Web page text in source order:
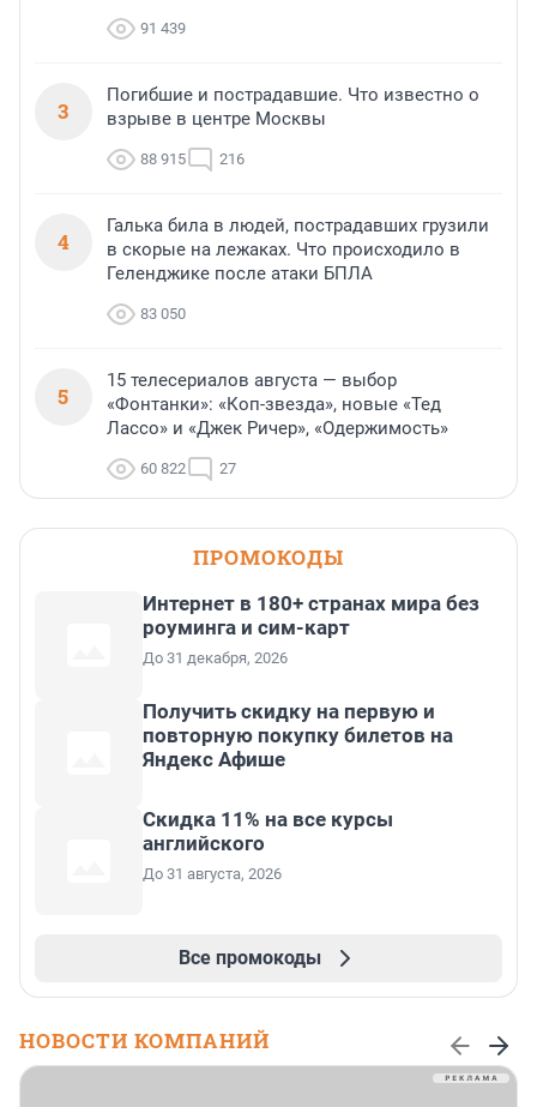
91 439
3
Погибшие и пострадавшие. Что известно о
взрыве в центре Москвы
88 915 216
4
Галька била в людей, пострадавших грузили
в скорые на лежаках. Что происходило в
Геленджике после атаки БПЛА
83 050
5
15 телесериалов августа — выбор
«Фонтанки»: «Коп-звезда», новые «Тед
Лассо» и «Джек Ричер», «Одержимость»
60 822 27
ПРОМОКОДЫ
Интернет в 180+ странах мира без
роуминга и сим-карт
До 31 декабря, 2026
Получить скидку на первую и
повторную покупку билетов на
Яндекс Афише
Скидка 11% на все курсы
английского
До 31 августа, 2026
Все промокоды
НОВОСТИ КОМПАНИЙ